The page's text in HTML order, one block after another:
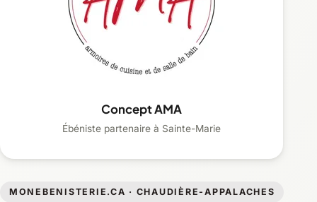
MONEBENISTERIE.CA · CHAUDIÈRE-APPALACHES
Concept AMA
Ébéniste partenaire à Sainte-Marie